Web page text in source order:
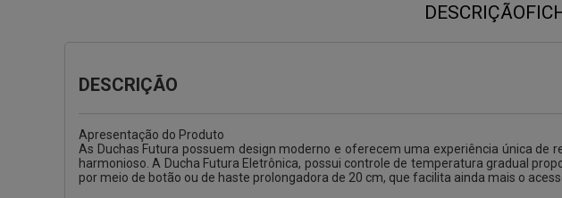
DESCRIÇÃO
DESCRIÇÃO
Apresentação do Produto
As Duchas Futura possuem design moderno e oferecem uma experiência única
harmonioso. A Ducha Futura Eletrônica, possui controle de temperatura gradual
por meio de botão ou de haste prolongadora de 20 cm, que facilita ainda mais o